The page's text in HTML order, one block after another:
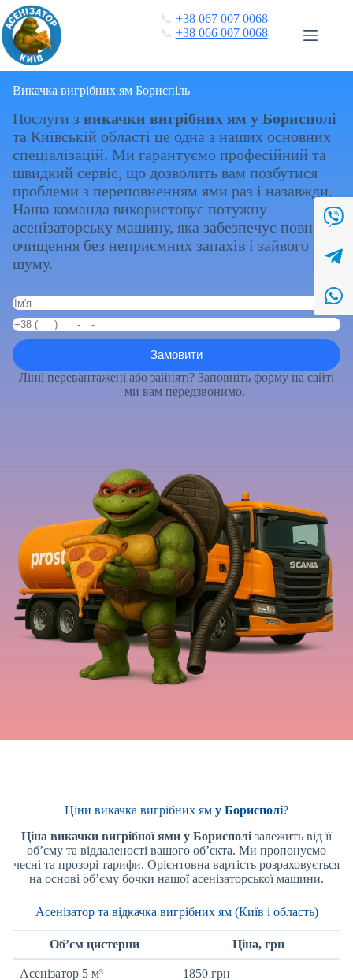
Перейти
до
вмісту
📞 +38 067 007 0068
📞 +38 066 007 0068
Викачка вигрібних ям Бориспіль
Послуги з викачки вигрібних ям у Борисполі
та Київській області це одна з наших основних
спеціалізацій. Ми гарантуємо професійний та
швидкий сервіс, що дозволить вам позбутися
проблеми з переповненням ями раз і назавжди.
Наша команда використовує потужну
асенізаторську машину, яка забезпечує повне
очищення без неприємних запахів і зайвого
шуму.
Лінії перевантажені або зайняті? Заповніть форму на сайті
— ми вам передзвонимо.
Ціни викачка вигрібних ям у Борисполі?
Ціна викачки вигрібної ями у Борисполі залежить від її
об’єму та віддаленості вашого об’єкта. Ми пропонуємо
чесні та прозорі тарифи. Орієнтовна вартість розраховується
на основі об’єму бочки нашої асенізаторської машини.
Асенізатор та відкачка вигрібних ям (Київ і область)
Об’єм цистерни Ціна, грн
Асенізатор 5 м³ 1850 грн